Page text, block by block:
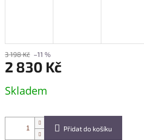
3 198 Kč –11 %
2 830 Kč
cena:
Skladem
Přidat do košíku